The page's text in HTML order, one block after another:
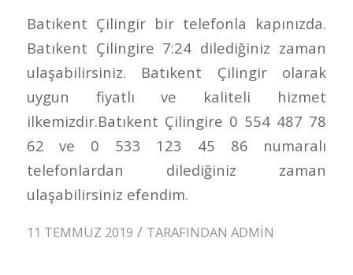
Batıkent Çilingir bir telefonla kapınızda.
Batıkent Çilingire 7:24 dilediğiniz zaman
ulaşabilirsiniz. Batıkent Çilingir olarak
uygun fiyatlı ve kaliteli hizmet
ilkemizdir.Batıkent Çilingire 0 554 487 78
62 ve 0 533 123 45 86 numaralı
telefonlardan dilediğiniz zaman
ulaşabilirsiniz efendim.
11 TEMMUZ 2019 / TARAFINDAN ADMIN